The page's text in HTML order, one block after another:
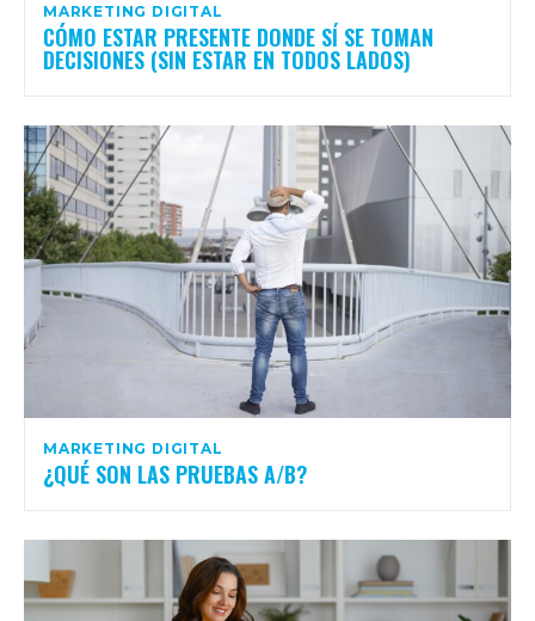
MARKETING DIGITAL
CÓMO ESTAR PRESENTE DONDE SÍ SE TOMAN
DECISIONES (SIN ESTAR EN TODOS LADOS)
MARKETING DIGITAL
¿QUÉ SON LAS PRUEBAS A/B?